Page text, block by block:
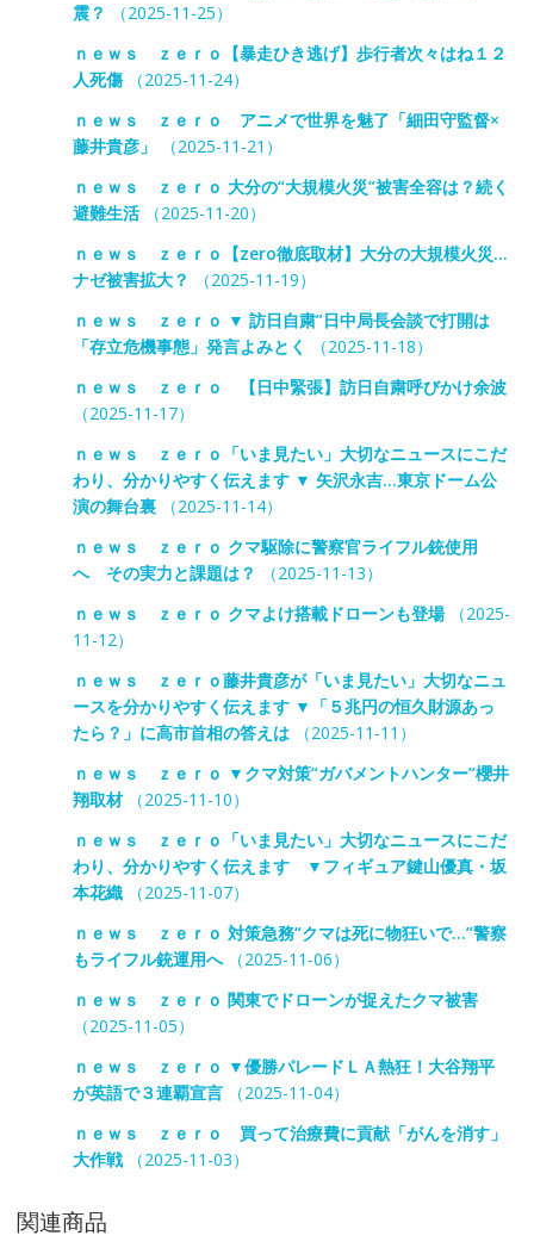
震？
（2025-11-25）
ｎｅｗｓ ｚｅｒｏ【暴走ひき逃げ】歩行者次々はね１２
人死傷（2025-11-24）
ｎｅｗｓ ｚｅｒｏ アニメで世界を魅了「細田守監督×
藤井貴彦」
（2025-11-21）
ｎｅｗｓ ｚｅｒｏ 大分の“大規模火災”被害全容は？続く
避難生活（2025-11-20）
ｎｅｗｓ ｚｅｒｏ【zero徹底取材】大分の大規模火災…
ナゼ被害拡大？
（2025-11-19）
ｎｅｗｓ ｚｅｒｏ ▼ 訪日自粛”日中局長会談で打開は
「存立危機事態」発言よみとく
（2025-11-18）
ｎｅｗｓ ｚｅｒｏ 【日中緊張】訪日自粛呼びかけ余波
（2025-11-17）
ｎｅｗｓ ｚｅｒｏ「いま見たい」大切なニュースにこだ
わり、分かりやすく伝えます ▼ 矢沢永吉…東京ドーム公
演の舞台裏（2025-11-14）
ｎｅｗｓ ｚｅｒｏ クマ駆除に警察官ライフル銃使用
へ その実力と課題は？
（2025-11-13）
ｎｅｗｓ ｚｅｒｏ クマよけ搭載ドローンも登場（2025-
11-12）
ｎｅｗｓ ｚｅｒｏ藤井貴彦が「いま見たい」大切なニュ
ースを分かりやすく伝えます ▼「５兆円の恒久財源あっ
たら？」に高市首相の答えは（2025-11-11）
ｎｅｗｓ ｚｅｒｏ ▼クマ対策“ガバメントハンター”櫻井
翔取材（2025-11-10）
ｎｅｗｓ ｚｅｒｏ「いま見たい」大切なニュースにこだ
わり、分かりやすく伝えます ▼フィギュア鍵山優真・坂
本花織（2025-11-07）
ｎｅｗｓ ｚｅｒｏ 対策急務“クマは死に物狂いで…”警察
もライフル銃運用へ（2025-11-06）
ｎｅｗｓ ｚｅｒｏ 関東でドローンが捉えたクマ被害
（2025-11-05）
ｎｅｗｓ ｚｅｒｏ ▼優勝パレードＬＡ熱狂！大谷翔平
が英語で３連覇宣言（2025-11-04）
ｎｅｗｓ ｚｅｒｏ 買って治療費に貢献「がんを消す」
大作戦（2025-11-03）
関連商品